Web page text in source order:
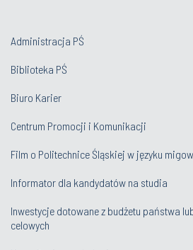
Administracja PŚ
Biblioteka PŚ
Biuro Karier
Centrum Promocji i Komunikacji
Film o Politechnice Śląskiej w języku
Informator dla kandydatów na studia
Inwestycje dotowane z budżetu państwa
celowych